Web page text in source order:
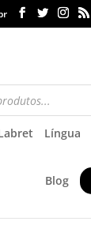
Língua
Blog